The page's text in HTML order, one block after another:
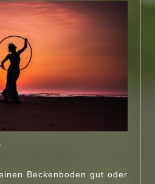
Beckenboden gut oder